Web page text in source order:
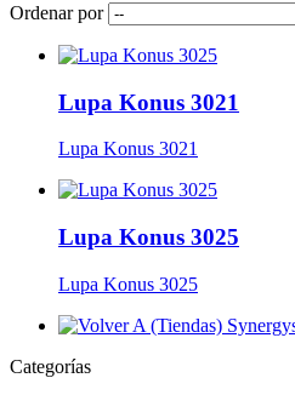
Ordenar por
Lupa Konus 3021
Lupa Konus 3021
Lupa Konus 3025
Lupa Konus 3025
Categorías